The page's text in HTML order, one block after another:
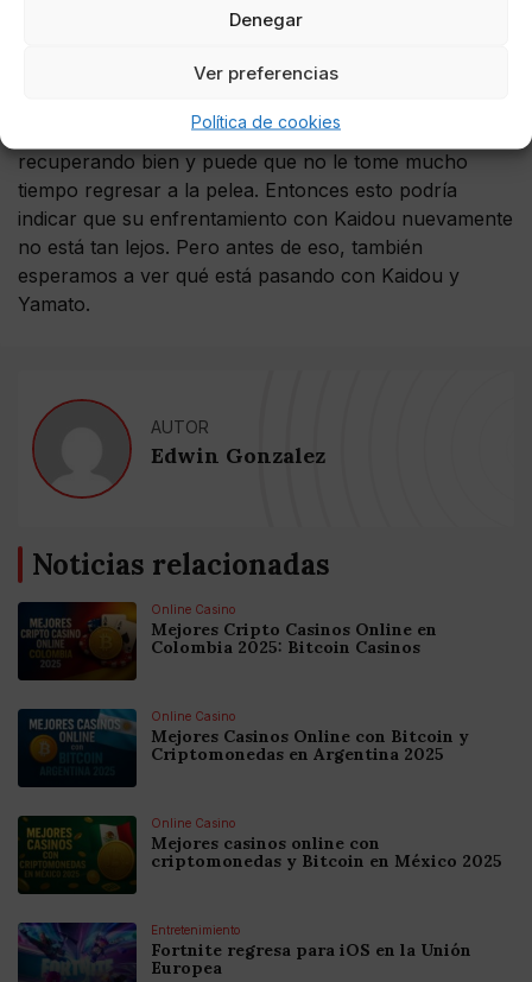
Denegar
Ver preferencias
Política de cookies
Echando un vistazo a los spoilers del próximo
continuará por un tiempo. Y esto podría llevar más
del lado de Brook. Por otro lado, Luffy se está
recuperando bien y puede que no le tome mucho
tiempo regresar a la pelea. Entonces esto podría
indicar que su enfrentamiento con Kaidou nuevamente
no está tan lejos. Pero antes de eso, también
esperamos a ver qué está pasando con Kaidou y
Yamato.
AUTOR
Edwin Gonzalez
Noticias relacionadas
Online Casino
Mejores Cripto Casinos Online en
Colombia 2025: Bitcoin Casinos
Online Casino
Mejores Casinos Online con Bitcoin y
Criptomonedas en Argentina 2025
Online Casino
Mejores casinos online con
criptomonedas y Bitcoin en México 2025
Entretenimiento
Fortnite regresa para iOS en la Unión
Europea